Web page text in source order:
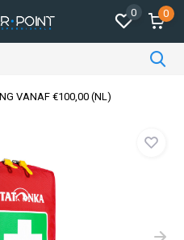
0 0
VANAF €100,00 (NL)